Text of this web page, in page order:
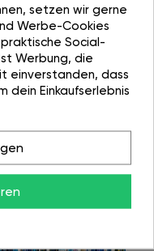
setzen wir gerne
Werbe-Cookies
Social-
Werbung, die
einverstanden, dass
dein Einkaufserlebnis